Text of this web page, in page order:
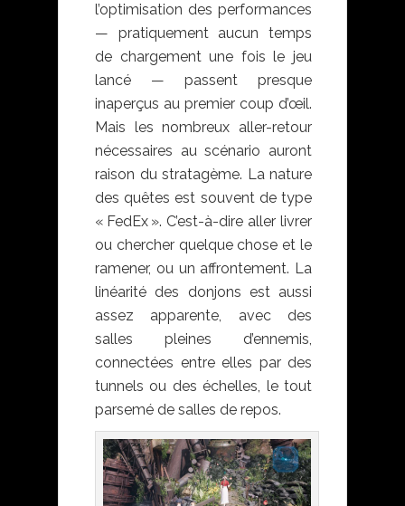
l’optimisation des performances
— pratiquement aucun temps
de chargement une fois le jeu
lancé — passent presque
inaperçus au premier coup d’œil.
Mais les nombreux aller-retour
nécessaires au scénario auront
raison du stratagème. La nature
des quêtes est souvent de type
« FedEx ». C’est-à-dire aller livrer
ou chercher quelque chose et le
ramener, ou un affrontement. La
linéarité des donjons est aussi
assez apparente, avec des
salles pleines d’ennemis,
connectées entre elles par des
tunnels ou des échelles, le tout
parsemé de salles de repos.